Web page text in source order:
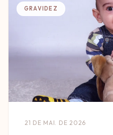
GRAVIDEZ
21 DE MAI. DE 2026